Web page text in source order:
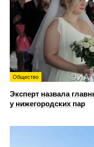
Общество
Эксперт назвала
у нижегородских пар